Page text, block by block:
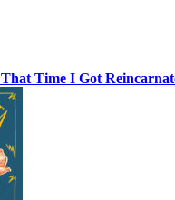
That Time I Got